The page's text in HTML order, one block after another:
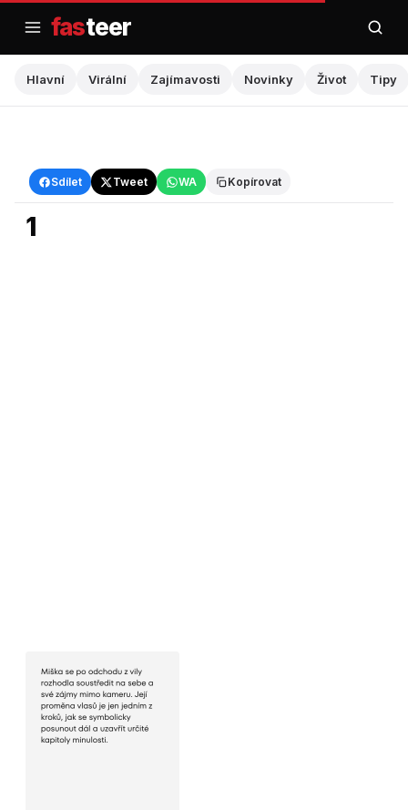
obsah
fasteer
Hlavní Virální Zajímavosti Novinky Život Tipy
Sdílet Tweet WA Kopírovat
Hlavní
1